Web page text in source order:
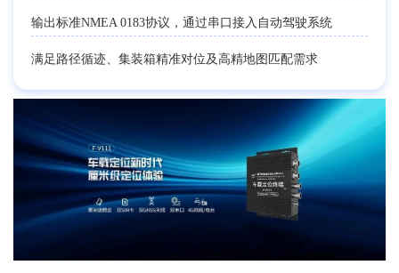
输出标准NMEA 0183协议，通过串口接入自动驾驶系统
满足路径循迹、集装箱精准对位及高精地图匹配需求